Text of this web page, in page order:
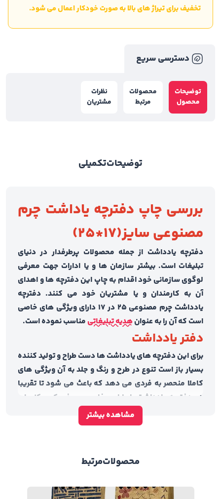
تخفیف برای تیراژ های بالا به صورت خودکار اعمال می شود.
دسترسی سریع
توضیحات
محصول
محصولات
مرتبط
نظرات
مشتریان
توضیحاتتکمیلی
بررسی چاپ دفترچه یاداشت چرم
مصنوعی سایز(17*25)
دفترچه یادداشت از جمله محصولات پرطرفدار در دنیای
تبلیغات است. بیشتر سازمان ها و یا ادارات جهت معرفی
لوگوی سازمانی خود اقدام به چاپ این دفترچه ها و اهدای
آن به کارمندان و یا مشتریان خود می کنند. دفترچه
یادداشت چرم مصنوعی 25 در 17 دارای ویژگی های خاصی
است که آن را به عنوانهدیه تبلیغاتی مناسب نموده است.
دفتر یادداشت
برای این دفترچه های یادداشت ها دست طراح و تولید کننده
بسیار باز است تنوع در طرح و رنگ و جلد به آن ویژگی های
کاملا منحصر به فردی می دهد که باعث می شود تا تقریبا
هر دفترچه یادداشت با طراحی خاصی معرف یک مرکز چاپ
باشد. زیبایی چشمگیر و چشم نواز در طراحی و استفاده از
تصاویر و یا متریال های مختلف در جلد نیز بر جذابیت آن
ایده آل برای هدیه تبلیغاتی توسط افراد مختلف است. این
داشته و در تعداد برگه ها، نوعصحافیو یا رنگ جلد می
مشاهده بیشتر
محصولاتمرتبط